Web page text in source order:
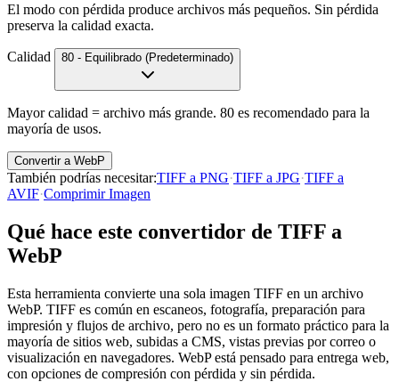
El modo con pérdida produce archivos más pequeños. Sin pérdida
preserva la calidad exacta.
Calidad 80 - Equilibrado (Predeterminado)
Mayor calidad = archivo más grande. 80 es recomendado para la
mayoría de usos.
Convertir a WebP
También podrías necesitar:TIFF a PNG·TIFF a JPG·TIFF a
AVIF·Comprimir Imagen
Qué hace este convertidor de TIFF a
WebP
Esta herramienta convierte una sola imagen TIFF en un archivo
WebP. TIFF es común en escaneos, fotografía, preparación para
impresión y flujos de archivo, pero no es un formato práctico para la
mayoría de sitios web, subidas a CMS, vistas previas por correo o
visualización en navegadores. WebP está pensado para entrega web,
con opciones de compresión con pérdida y sin pérdida.